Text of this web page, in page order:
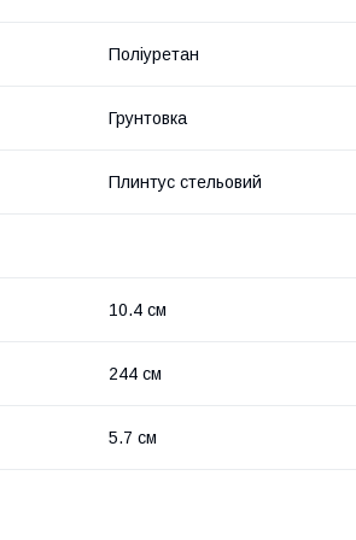
Поліуретан
Грунтовка
Плинтус стельовий
10.4 см
244 см
5.7 см